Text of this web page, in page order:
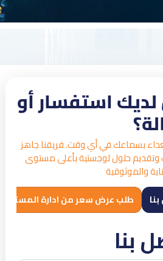
استفسار أو
بسماعك في أي وقت. فريقنا جاهز
حلول لوجستية بأعلى مستوى
والموثوقية
طلب عرض سعر من ادارة
بنا